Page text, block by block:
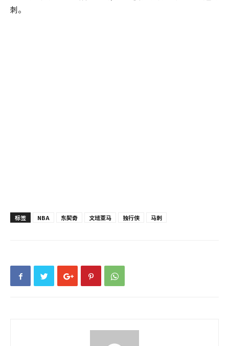
刺。
标签 NBA 东契奇 文班亚马 独行侠 马刺